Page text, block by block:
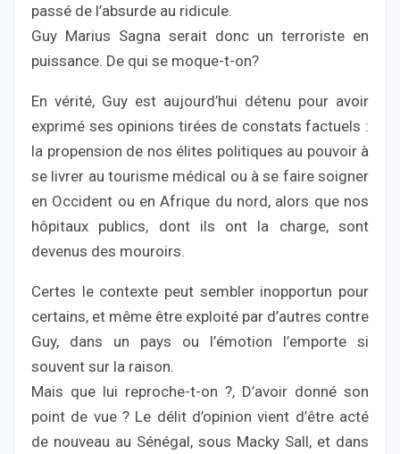
passé de l’absurde au ridicule.
Guy Marius Sagna serait donc un terroriste en
puissance. De qui se moque-t-on?
En vérité, Guy est aujourd’hui détenu pour avoir
exprimé ses opinions tirées de constats factuels :
la propension de nos élites politiques au pouvoir à
se livrer au tourisme médical ou à se faire soigner
en Occident ou en Afrique du nord, alors que nos
hôpitaux publics, dont ils ont la charge, sont
devenus des mouroirs.
Certes le contexte peut sembler inopportun pour
certains, et même être exploité par d’autres contre
Guy, dans un pays ou l’émotion l’emporte si
souvent sur la raison.
Mais que lui reproche-t-on ?, D’avoir donné son
point de vue ? Le délit d’opinion vient d’être acté
de nouveau au Sénégal, sous Macky Sall, et dans